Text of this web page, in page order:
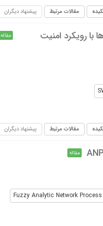
مقالات مرتبط پیشنهاد دیگران
رویکرد امنیت
مقاله
مقالات مرتبط پیشنهاد دیگران
مقاله
Fuzzy Analytic Network